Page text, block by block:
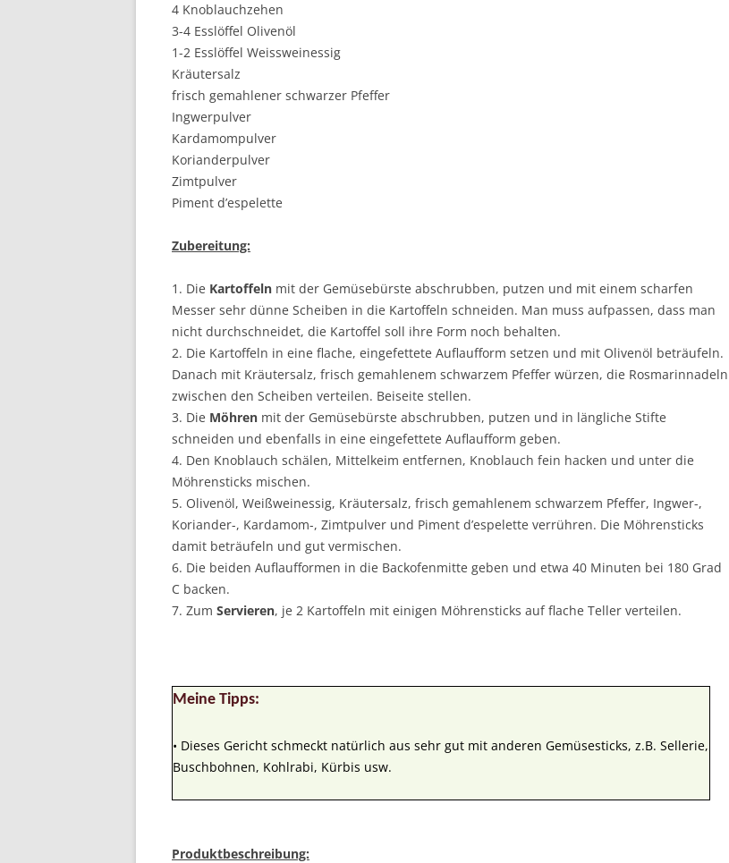
4 Knoblauchzehen
3-4 Esslöffel Olivenöl
1-2 Esslöffel Weissweinessig
Kräutersalz
frisch gemahlener schwarzer Pfeffer
Ingwerpulver
Kardamompulver
Korianderpulver
Zimtpulver
Piment d’espelette
Zubereitung:
1. Die Kartoffeln mit der Gemüsebürste abschrubben, putzen und mit einem scharfen
Messer sehr dünne Scheiben in die Kartoffeln schneiden. Man muss aufpassen, dass man
nicht durchschneidet, die Kartoffel soll ihre Form noch behalten.
2. Die Kartoffeln in eine flache, eingefettete Auflaufform setzen und mit Olivenöl beträufeln.
Danach mit Kräutersalz, frisch gemahlenem schwarzem Pfeffer würzen, die Rosmarinnadeln
zwischen den Scheiben verteilen. Beiseite stellen.
3. Die Möhren mit der Gemüsebürste abschrubben, putzen und in längliche Stifte
schneiden und ebenfalls in eine eingefettete Auflaufform geben.
4. Den Knoblauch schälen, Mittelkeim entfernen, Knoblauch fein hacken und unter die
Möhrensticks mischen.
5. Olivenöl, Weißweinessig, Kräutersalz, frisch gemahlenem schwarzem Pfeffer, Ingwer-,
Koriander-, Kardamom-, Zimtpulver und Piment d’espelette verrühren. Die Möhrensticks
damit beträufeln und gut vermischen.
6. Die beiden Auflaufformen in die Backofenmitte geben und etwa 40 Minuten bei 180 Grad
C backen.
7. Zum Servieren, je 2 Kartoffeln mit einigen Möhrensticks auf flache Teller verteilen.
Meine Tipps:
• Dieses Gericht schmeckt natürlich aus sehr gut mit anderen Gemüsesticks, z.B. Sellerie,
Buschbohnen, Kohlrabi, Kürbis usw.
Produktbeschreibung: